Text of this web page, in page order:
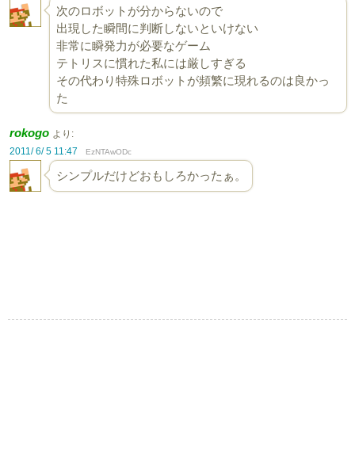
次のロボットが分からないので
出現した瞬間に判断しないといけない
非常に瞬発力が必要なゲーム
テトリスに慣れた私には厳しすぎる
その代わり特殊ロボットが頻繁に現れるのは良かっ
た
rokogo より:
2011/ 6/ 5 11:47
EzNTAwODc
シンプルだけどおもしろかったぁ。